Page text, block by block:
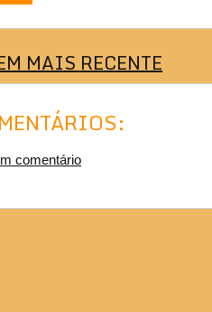
MAIS RECENTE
comentário